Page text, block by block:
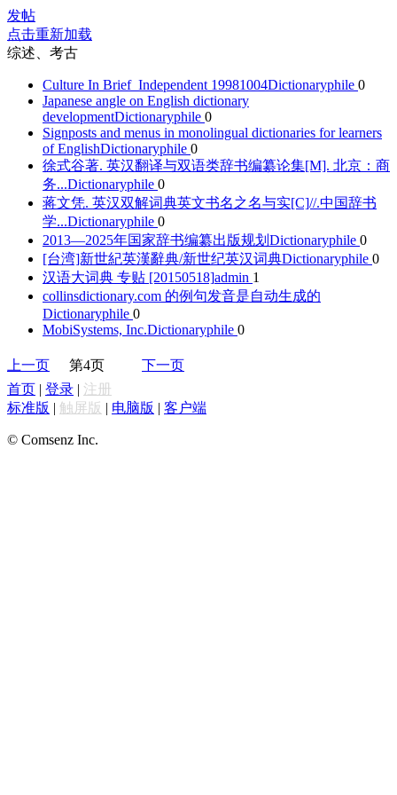
发帖
点击重新加载
综述、考古
Culture In Brief_Independent 19981004Dictionaryphile 0
Japanese angle on English dictionary
developmentDictionaryphile 0
Signposts and menus in monolingual dictionaries for learners
of EnglishDictionaryphile 0
徐式谷著. 英汉翻译与双语类辞书编纂论集[M]. 北京：商
务...Dictionaryphile 0
蒋文凭. 英汉双解词典英文书名之名与实[C]//.中国辞书
学...Dictionaryphile 0
2013—2025年国家辞书编纂出版规划 Dictionaryphile 0
[台湾]新世紀英漢辭典/新世纪英汉词典Dictionaryphile 0
汉语大词典 专贴 [20150518]admin 1
collinsdictionary.com 的例句发音是自动生成的
Dictionaryphile 0
MobiSystems, Inc.Dictionaryphile 0
上一页 第4页
下一页
首页 | 登录 | 注册
标准版 | 触屏版 | 电脑版 | 客户端
© Comsenz Inc.